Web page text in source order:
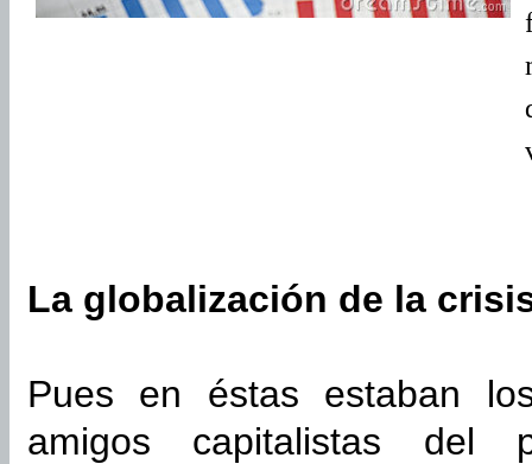
La globalización de la
Pues en éstas estaban
amigos capitalistas del